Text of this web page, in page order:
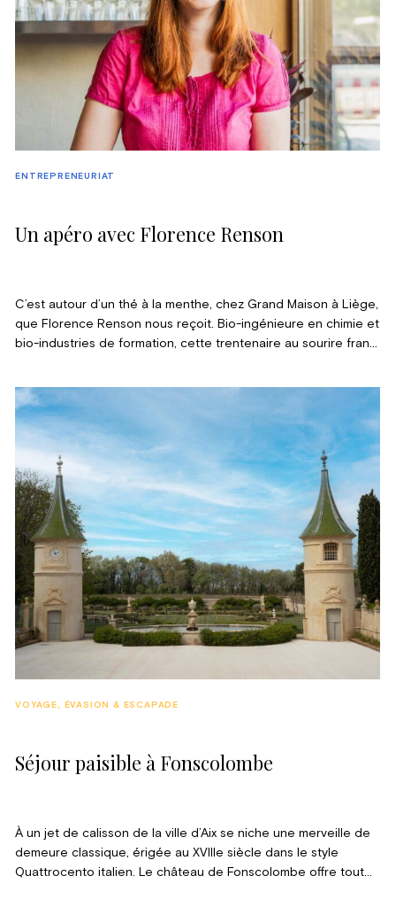
Un apéro avec Florence Renson
ENTREPRENEURIAT
C’est autour d’un thé à la menthe, chez Grand Maison à Liège,
que Florence Renson nous reçoit. Bio-ingénieure en chimie et
bio-industries de formation, cette trentenaire au sourire franc
proposer des produits efficaces, sans additifs ni allergènes.”
Séjour paisible à Fonscolombe
VOYAGE, ÉVASION & ESCAPADE
À un jet de calisson de la ville d’Aix se niche une merveille de
demeure classique, érigée au XVIIIe siècle dans le style
Quattrocento italien. Le château de Fonscolombe offre tout